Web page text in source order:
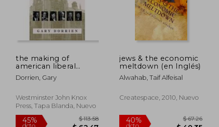
$ 88.99
the making of
american liberal
theology,crisis, irony,
and postmodernity,
Dorrien, Gary
Westminster John Knox
Press, Tapa Blanda, Nuevo
jews & the economic
meltdown (en Inglés)
Alwahab, Taif Alfeisal
Createspace, 2010, Nuevo